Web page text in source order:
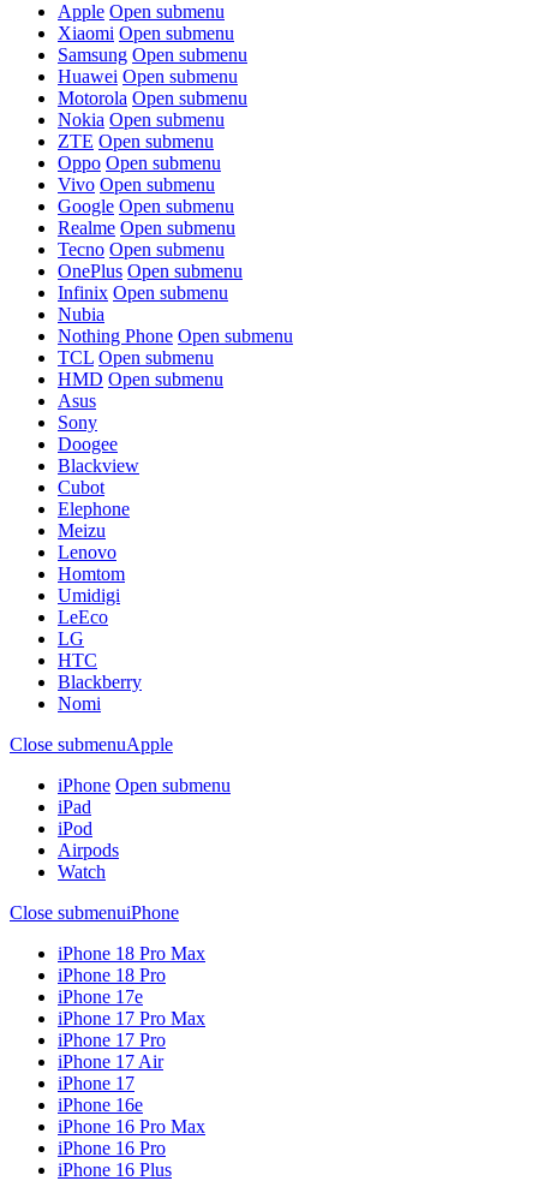
Apple Open submenu
Xiaomi Open submenu
Samsung Open submenu
Huawei Open submenu
Motorola Open submenu
Nokia Open submenu
ZTE Open submenu
Oppo Open submenu
Vivo Open submenu
Google Open submenu
Realme Open submenu
Tecno Open submenu
OnePlus Open submenu
Infinix Open submenu
Nubia
Nothing Phone Open submenu
TCL Open submenu
HMD Open submenu
Asus
Sony
Doogee
Blackview
Cubot
Elephone
Meizu
Lenovo
Homtom
Umidigi
LeEco
LG
HTC
Blackberry
Nomi
Close submenuApple
iPhone Open submenu
iPad
iPod
Airpods
Watch
Close submenuiPhone
iPhone 18 Pro Max
iPhone 18 Pro
iPhone 17e
iPhone 17 Pro Max
iPhone 17 Pro
iPhone 17 Air
iPhone 17
iPhone 16e
iPhone 16 Pro Max
iPhone 16 Pro
iPhone 16 Plus